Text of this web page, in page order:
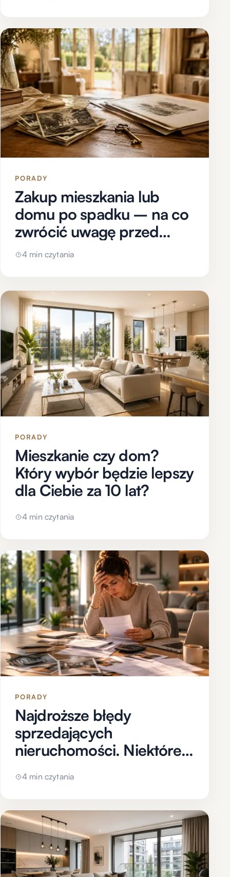
PORADY
Zakup mieszkania lub
domu po spadku – na co
zwrócić uwagę przed
podpisaniem umowy?
4 min czytania
PORADY
Mieszkanie czy dom?
Który wybór będzie lepszy
dla Ciebie za 10 lat?
4 min czytania
PORADY
Najdroższe błędy
sprzedających
nieruchomości. Niektóre
tysięcy złotych
4 min czytania